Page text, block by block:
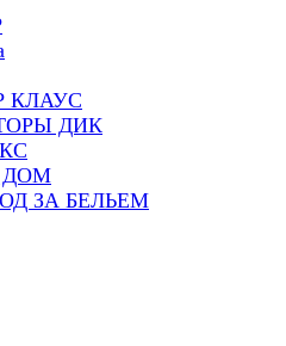
КЛАУС
ДИК
ДОМ
ЗА БЕЛЬЕМ